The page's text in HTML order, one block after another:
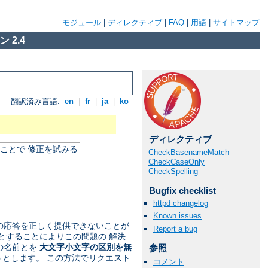
モジュール ディレクティブ FAQ 用語 サイトマップ
2.4
翻訳済み言語: en fr ja ko
とで 修正を試みる
答を正しく提供できないことが
することによりこの問題の 解決
名前とを 大文字小文字の区別を無
します。 この方法でリクエスト
ディレクティブ
CheckBasenameMatch
CheckCaseOnly
CheckSpelling
Bugfix checklist
httpd changelog
Known issues
Report a bug
参照
コメント